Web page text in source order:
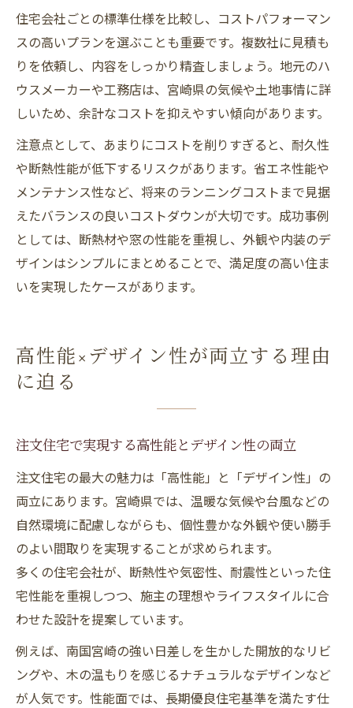
住宅会社ごとの標準仕様を比較し、コストパフォーマン
スの高いプランを選ぶことも重要です。複数社に見積も
りを依頼し、内容をしっかり精査しましょう。地元のハ
ウスメーカーや工務店は、宮崎県の気候や土地事情に詳
しいため、余計なコストを抑えやすい傾向があります。
注意点として、あまりにコストを削りすぎると、耐久性
や断熱性能が低下するリスクがあります。省エネ性能や
メンテナンス性など、将来のランニングコストまで見据
えたバランスの良いコストダウンが大切です。成功事例
としては、断熱材や窓の性能を重視し、外観や内装のデ
ザインはシンプルにまとめることで、満足度の高い住ま
いを実現したケースがあります。
高性能×デザイン性が両立する理由
に迫る
注文住宅で実現する高性能とデザイン性の両立
注文住宅の最大の魅力は「高性能」と「デザイン性」の
両立にあります。宮崎県では、温暖な気候や台風などの
自然環境に配慮しながらも、個性豊かな外観や使い勝手
のよい間取りを実現することが求められます。
多くの住宅会社が、断熱性や気密性、耐震性といった住
宅性能を重視しつつ、施主の理想やライフスタイルに合
わせた設計を提案しています。
例えば、南国宮崎の強い日差しを生かした開放的なリビ
ングや、木の温もりを感じるナチュラルなデザインなど
が人気です。性能面では、長期優良住宅基準を満たす仕